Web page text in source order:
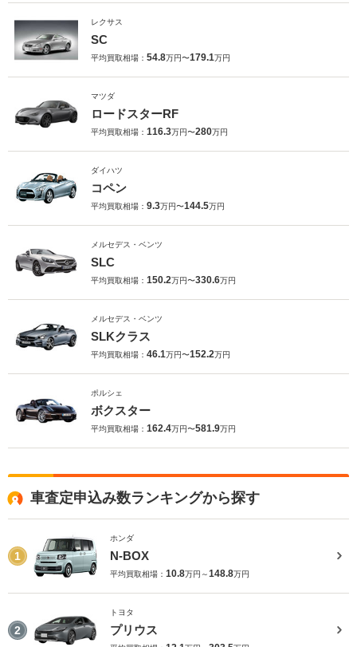
レクサス
SC
平均買取相場： 54.8万円〜179.1万円
マツダ
ロードスターRF
平均買取相場： 116.3万円〜280万円
ダイハツ
コペン
平均買取相場： 9.3万円〜144.5万円
メルセデス・ベンツ
SLC
平均買取相場： 150.2万円〜330.6万円
メルセデス・ベンツ
SLKクラス
平均買取相場： 46.1万円〜152.2万円
ポルシェ
ボクスター
平均買取相場： 162.4万円〜581.9万円
車査定申込み数ランキングから探す
1
ホンダ
N-BOX
平均買取相場： 10.8万円～148.8万円
2
トヨタ
プリウス